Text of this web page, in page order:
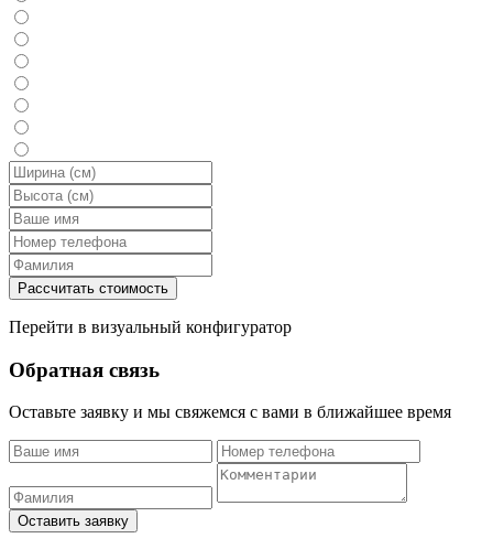
Перейти в визуальный конфигуратор
Обратная связь
Оставьте заявку и мы свяжемся с вами в ближайшее время